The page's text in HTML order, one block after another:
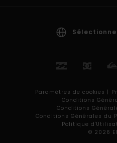
Paramètres de cookies |
Conditions
Conditions
Conditions Générales du
Politique
© 2026